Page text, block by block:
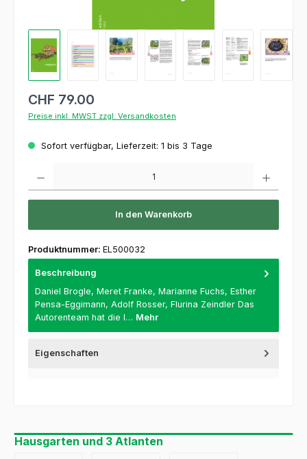
CHF 79.00
Preise inkl. MWST zzgl. Versandkosten
Sofort verfügbar, Lieferzeit: 1 bis 3 Tage
In den Warenkorb
Produktnummer: EL500032
Beschreibung
Daniel Brogle, Meret Franke, Marianne Fuchs, Esther
Pensa-Eggimann, Adolf Rosser, Flurina Zeindler Das
Autorenteam hat die I… Mehr
Eigenschaften
Hausgarten und 3 Atlanten